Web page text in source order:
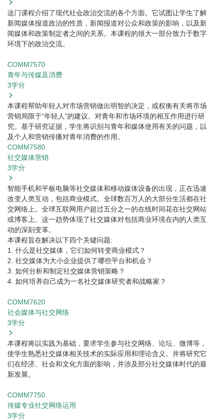
这门课程介绍了现代社会政治交流的各个方面。它试图让学生了解
新闻媒体报道政治的性质，新闻报道对公众和政策的影响，以及新
闻媒体和政策制定者之间的关系。本课程的很大一部分致力于数字
环境下的政治交流。
COMM7570
青年与传媒及消费
3学分
本课程帮助年轻人对市场营销做出明智的决定，或权衡有关将市场
营销局限于“年轻人”的建议。对青年和市场环境的相互作用进行研
究。基于研究证据，学生将识别与青年和媒体使用有关的问题，以
及个人和营销传播对青年消费的作用。
COMM7580
社交媒体营销
3学分
智能手机和平板电脑等社交媒体和移动媒体设备的出现，正在迅速
改变人类互动，包括商业模式。全球数百万人的大部分生活都在社
交网络上。全球互联网用户超过五分之一的在线时间花在社交网站
或博客上。这一趋势体现了社交媒体对包括商业环境在内的人类互
动的深刻变革。
本课程旨在解决以下四个关键问题:
1. 什么是社交媒体，它们如何转变商业模式？
2. 社交媒体为大小企业提供了哪些平台和机会？
3. 如何分析和制定社交媒体营销策略？
4. 如何培养自己成为一名社交媒体研究者和战略家？
COMM7620
社会媒体与社交网络
3学分
本课程将以实践为基础，要求学生参与社交网络、论坛、微博等，
使学生熟悉社交媒体相关技术的实际应用和理论含义。并将研究它
们在经济、社会和文化方面的影响，并涉及部分社交媒体时代的最
新发展。
COMM7750
传媒专业社交网络运用
3学分